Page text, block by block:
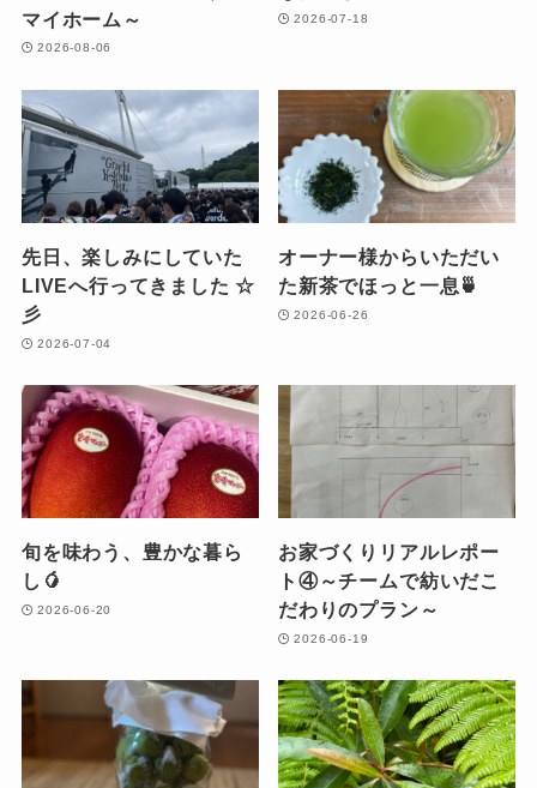
マイホーム～
2026-08-06
2026-07-18
先日、楽しみにしていた
LIVEへ行ってきました ☆
彡
2026-07-04
オーナー様からいただい
た新茶でほっと一息🍵
2026-06-26
旬を味わう、豊かな暮ら
し🥭
2026-06-20
お家づくりリアルレポー
ト④～チームで紡いだこ
だわりのプラン～
2026-06-19